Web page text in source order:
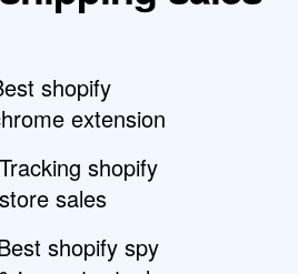
shopify
extension
Tracking shopify
store sales
shopify spy